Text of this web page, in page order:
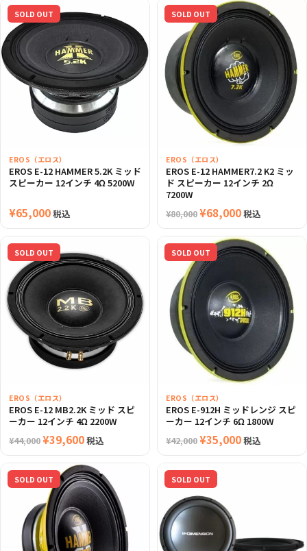
価
格
¥8,980
で
し
た。
価
格
は
¥7,980
で
す。
SOLD OUT
EROS（エロス）
EROS E-12 HAMMER 5.2K ミッド
スピーカー 12インチ 4Ω 5200W
¥65,000税込
SOLD OUT
EROS（エロス）
EROS E-12 HAMMER7.2 K2 ミッ
ド スピーカー 12インチ 2Ω
7200W
¥80,000元
価
格
は
¥80,000
で
し
た。
¥68,000現
の
は
¥68,000
で
税込
SOLD OUT
EROS（エロス）
EROS E-12 MB2.2K ミッド スピ
ーカー 12インチ 4Ω 2200W
¥44,000元
価
格
は
¥44,000
で
¥39,600現
の
価
格
は
¥39,600
税込
SOLD OUT
EROS（エロス）
EROS E-912H ミッドレンジ スピ
ーカー 12インチ 6Ω 1800W
¥42,000元
価
格
は
¥42,000
¥35,000現
¥35,000
税込
SOLD OUT SOLD OUT